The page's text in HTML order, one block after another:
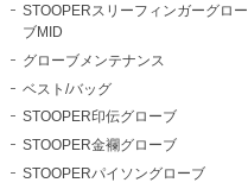
STOOPERスリーフィンガーグロー
ブMID
グローブメンテナンス
ベスト/バッグ
STOOPER印伝グローブ
STOOPER金襴グローブ
STOOPERパイソングローブ